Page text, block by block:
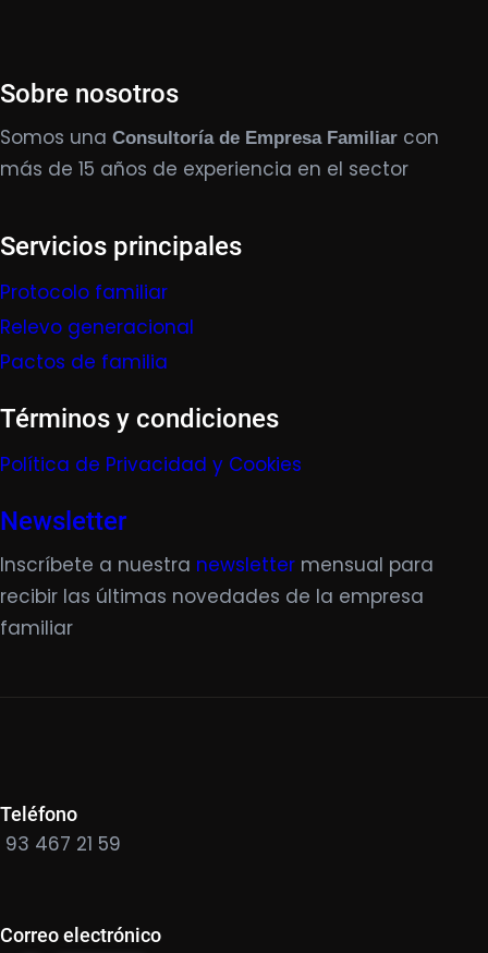
Sobre nosotros
Somos una Consultoría de Empresa Familiar con
más de 15 años de experiencia en el sector
Servicios principales
Protocolo familiar
Relevo generacional
Pactos de familia
Términos y condiciones
Política de Privacidad y Cookies
Newsletter
Inscríbete a nuestra newsletter mensual para
recibir las últimas novedades de la empresa
familiar
Teléfono
93 467 21 59
Correo electrónico